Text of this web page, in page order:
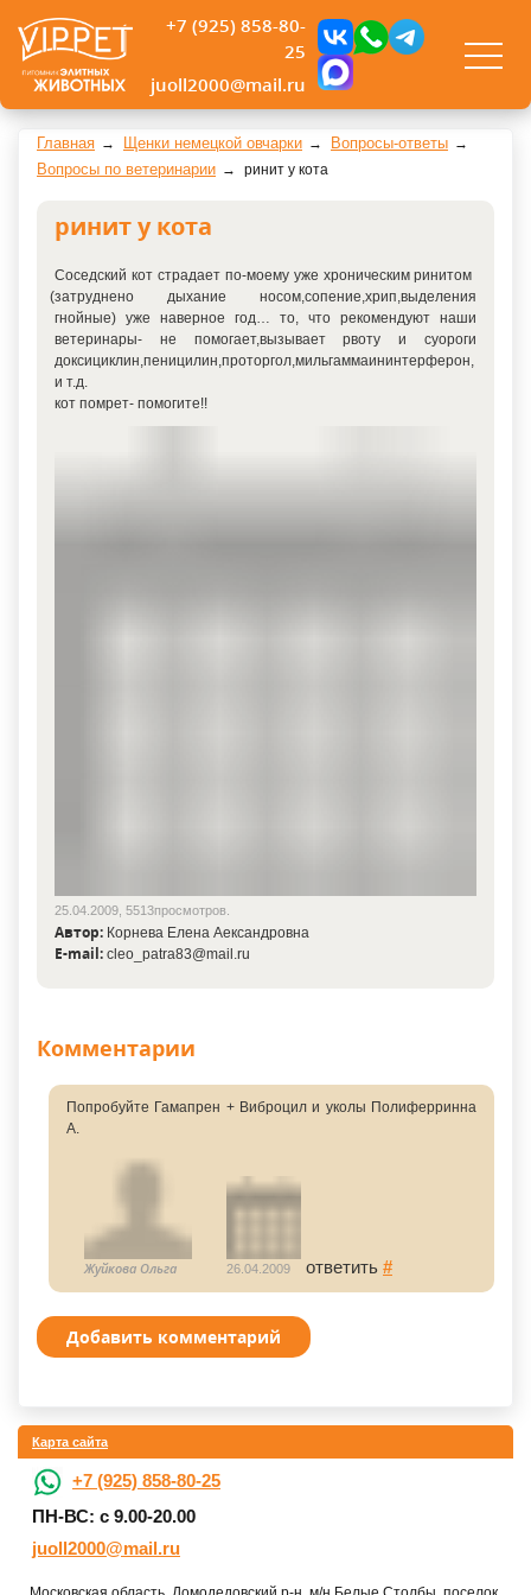
+7 (925) 858-80-
25
juoll2000@mail.ru
Главная Щенки немецкой овчарки
Вопросы-ответы
Вопросы по ветеринарии
ринит у кота
ринит у кота
Соседский кот страдает по-моему уже хроническим ринитом
(затруднено дыхание носом,сопение,хрип,выделения
гнойные) уже наверное год… то, что рекомендуют наши
ветеринары- не помогает,вызывает рвоту и суороги
доксициклин,пеницилин,проторгол,мильгаммаининтерферон,
и т.д.
кот помрет- помогите!!
25.04.2009, 5513просмотров.
Автор: Корнева Елена Аександровна
E-mail: cleo_patra83@mail.ru
Комментарии
Попробуйте Гамапрен + Виброцил и уколы Полиферринна
А.
Жуйкова Ольга 26.04.2009 ответить #
Добавить комментарий
Карта сайта
+7 (925) 858-80-25
ПН-ВС: с 9.00-20.00
juoll2000@mail.ru